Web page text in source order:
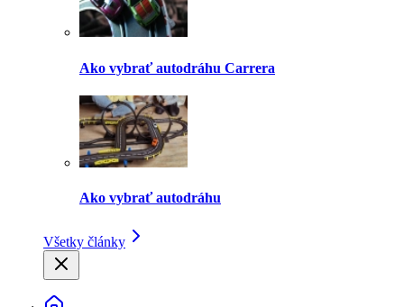
Ako vybrať autodráhu Carrera
Ako vybrať autodráhu
Všetky články